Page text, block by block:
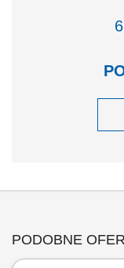
PODOBNE